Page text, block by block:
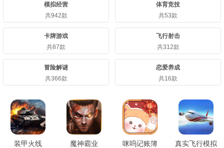
模拟经营
共942款
体育竞技
共53款
卡牌游戏
共87款
飞行射击
共312款
冒险解谜
共366款
恋爱养成
共16款
装甲火线 魔神霸业 咪呜记账簿
真实飞行模拟